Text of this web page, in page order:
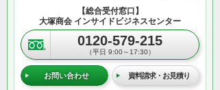
【総合受付窓口】
大塚商会 インサイドビジネスセンター
0120-579-215
（平日 9:00～17:30）
お問い合わせ 資料請求・お見積り